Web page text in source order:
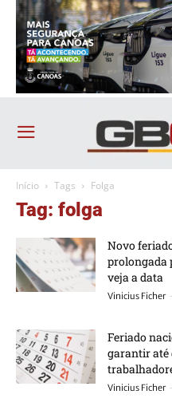
Início Tags Folga
Tag: folga
Novo
prolongada
veja a data
Vinicius Ficher -
Feriado
garantir até
Vinicius Ficher -